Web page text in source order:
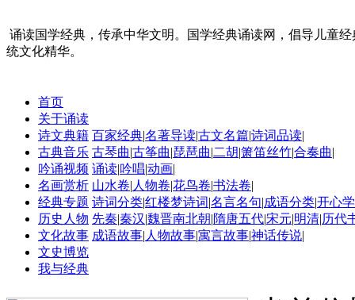
诵读国学经典，传承中华文明。国学经典诵读网，倡导儿童
统文化精华。
首页
关于诵读
诗文典籍 百家经典|名著导读|古文名篇|诗词品读|
古典音乐 古琴曲|古筝曲|琵琶曲|二胡|箫笛丝竹|合奏曲|
吟诵视频 诵读|吟唱|动画|
名画赏析 山水卷| 人物卷|花鸟卷|书法卷|
经典专题 诗词分类|红楼梦诗词|名言名句|成语分类|开心
历史人物 先秦|秦汉|魏晋南北朝|隋唐五代|宋元|明清|历代
文化故事 成语故事| 人物故事|寓言故事|神话传说|
文史博览
我与经典